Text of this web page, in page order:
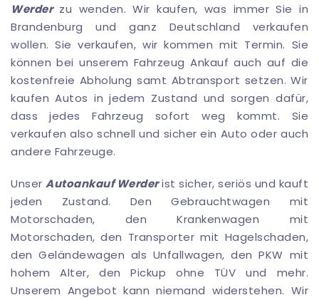
Werderzu wenden. Wir kaufen, was immer Sie in
Brandenburg und ganz Deutschland verkaufen
wollen. Sie verkaufen, wir kommen mit Termin. Sie
können bei unserem Fahrzeug Ankauf auch auf die
kostenfreie Abholung samt Abtransport setzen. Wir
kaufen Autos in jedem Zustand und sorgen dafür,
dass jedes Fahrzeug sofort weg kommt. Sie
verkaufen also schnell und sicher ein Auto oder auch
andere Fahrzeuge.
Unser Autoankauf Werderist sicher, seriös und kauft
jeden Zustand. Den Gebrauchtwagen mit
Motorschaden, den Krankenwagen mit
Motorschaden, den Transporter mit Hagelschaden,
den Geländewagen als Unfallwagen, den PKW mit
hohem Alter, den Pickup ohne TÜV und mehr.
Unserem Angebot kann niemand widerstehen. Wir